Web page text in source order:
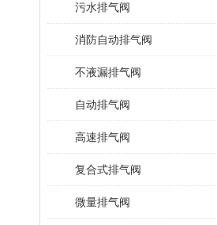
污水排气阀
消防自动排气阀
不液漏排气阀
自动排气阀
高速排气阀
复合式排气阀
微量排气阀